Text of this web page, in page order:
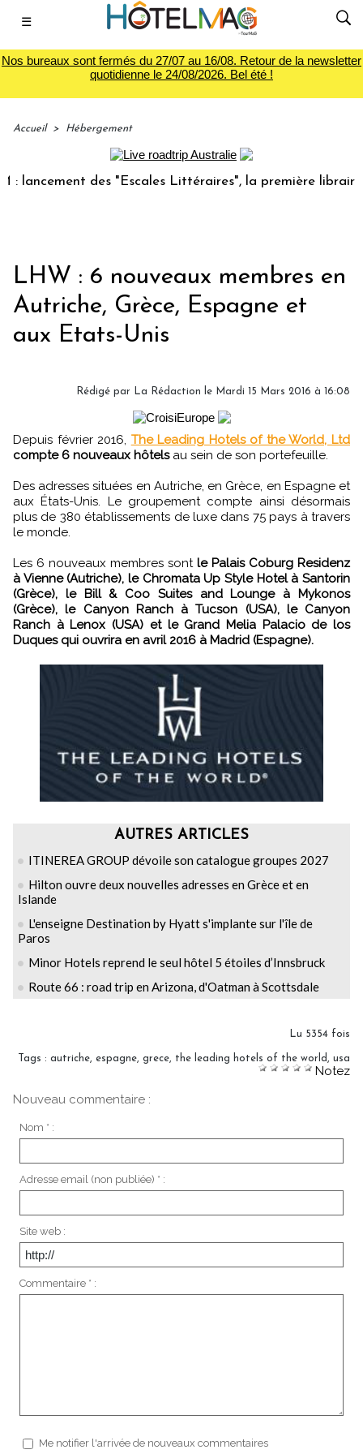
☰
Nos bureaux sont fermés du 27/07 au 16/08. Retour de la newsletter
quotidienne le 24/08/2026. Bel été !
Accueil > Hébergement
des "Escales Littéraires", la première librairie du
LHW : 6 nouveaux membres en
Autriche, Grèce, Espagne et
aux Etats-Unis
Rédigé par La Rédaction le Mardi 15 Mars 2016 à 16:08
Depuis février 2016, The Leading Hotels of the World, Ltd
compte 6 nouveaux hôtelsau sein de son portefeuille.
Des adresses situées en Autriche, en Grèce, en Espagne et
aux États-Unis. Le groupement compte ainsi désormais
plus de 380 établissements de luxe dans 75 pays à travers
le monde.
Les 6 nouveaux membres sont le Palais Coburg Residenz
à Vienne (Autriche), le Chromata Up Style Hotel à Santorin
(Grèce), le Bill & Coo Suites and Lounge à Mykonos
(Grèce), le Canyon Ranch à Tucson (USA), le Canyon
Ranch à Lenox (USA) et le Grand Melia Palacio de los
Duques qui ouvrira en avril 2016 à Madrid (Espagne).
AUTRES ARTICLES
ITINEREA GROUP dévoile son catalogue groupes 2027
Hilton ouvre deux nouvelles adresses en Grèce et en
Islande
L'enseigne Destination by Hyatt s'implante sur l'île de
Paros
Minor Hotels reprend le seul hôtel 5 étoiles d’Innsbruck
Route 66 : road trip en Arizona, d'Oatman à Scottsdale
Lu 5354 fois
Tags : autriche espagne grece the leading hotels of the world usa
Notez
Nouveau commentaire :
Nom * :
Adresse email (non publiée) * :
Site web :
Commentaire * :
Me notifier l'arrivée de nouveaux commentaires